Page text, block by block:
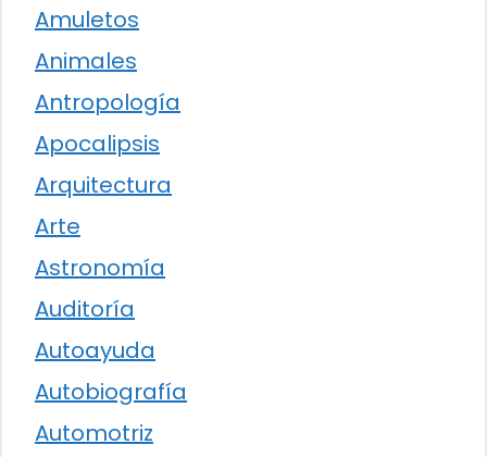
Amuletos
Animales
Antropología
Apocalipsis
Arquitectura
Arte
Astronomía
Auditoría
Autoayuda
Autobiografía
Automotriz